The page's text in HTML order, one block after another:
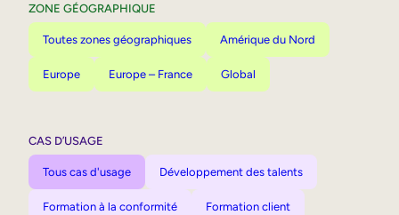
ZONE GÉOGRAPHIQUE
Toutes zones géographiques Amérique du Nord
Europe Europe – France Global
CAS D’USAGE
Tous cas d'usage Développement des talents
Formation à la conformité Formation client